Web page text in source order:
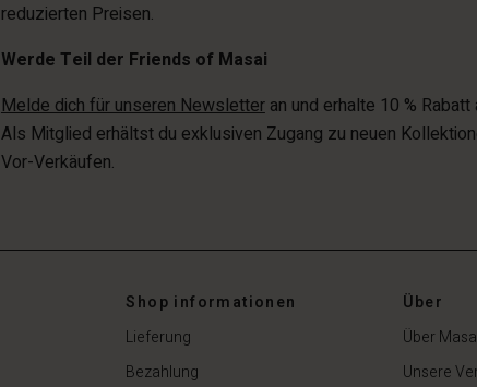
reduzierten Preisen.
Werde Teil der Friends of Masai
Melde dich für unseren Newsletteran und erhalte 10 %
Als Mitglied erhältst du exklusiven Zugang zu neuen
Vor-Verkäufen.
Shop informationen
Lieferung
Bezahlung
Über
Über
Unsere